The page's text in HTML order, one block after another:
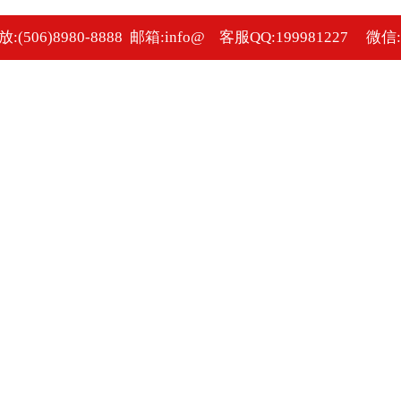
:(506)8980-8888 邮箱:info@ 客服QQ:199981227 微信